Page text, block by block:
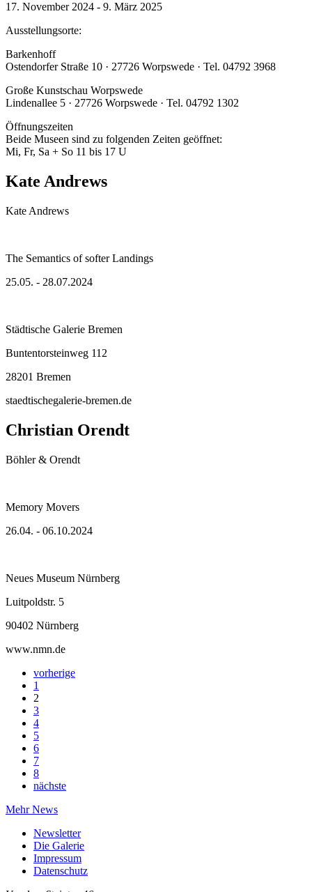
17. November 2024 - 9. März 2025
Ausstellungsorte:
Barkenhoff
Ostendorfer Straße 10 · 27726 Worpswede · Tel. 04792 3968
Große Kunstschau Worpswede
Lindenallee 5 · 27726 Worpswede · Tel. 04792 1302
Öffnungszeiten
Beide Museen sind zu folgenden Zeiten geöffnet:
Mi, Fr, Sa + So 11 bis 17 U
Kate Andrews
Kate Andrews
The Semantics of softer Landings
25.05. - 28.07.2024
Städtische Galerie Bremen
Buntentorsteinweg 112
28201 Bremen
staedtischegalerie-bremen.de
Christian Orendt
Böhler & Orendt
Memory Movers
26.04. - 06.10.2024
Neues Museum Nürnberg
Luitpoldstr. 5
90402 Nürnberg
www.nmn.de
vorherige
1
2
3
4
5
6
7
8
nächste
Mehr News
Newsletter
Die Galerie
Impressum
Datenschutz